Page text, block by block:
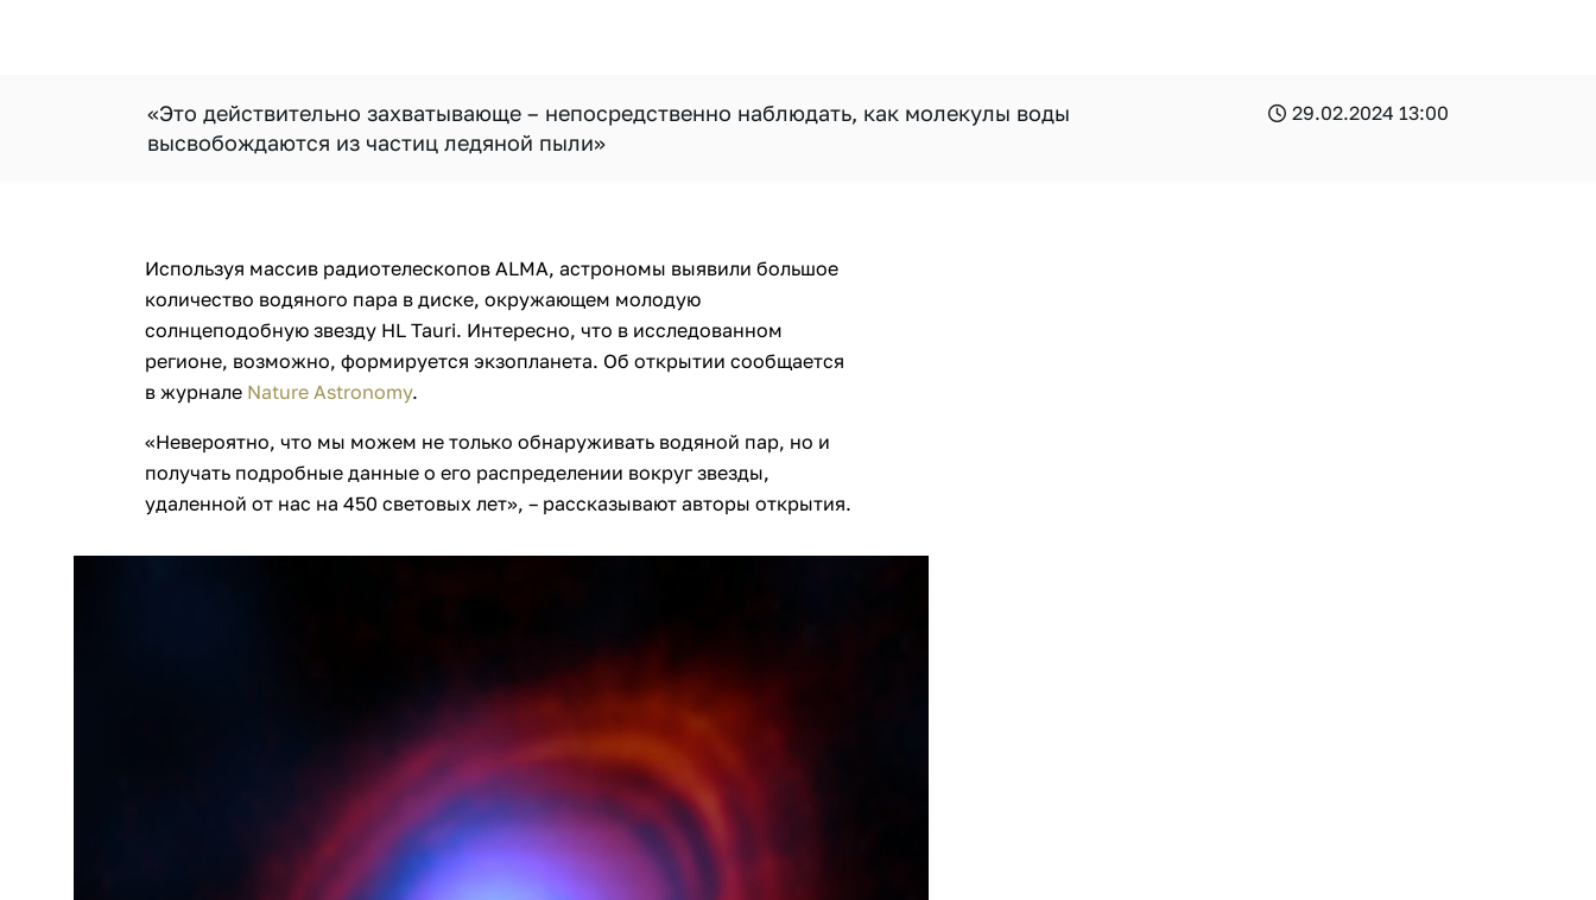
«Это действительно захватывающе – непосредственно наблюдать, как молекулы воды
высвобождаются из частиц ледяной пыли»
29.02.2024 13:00
Используя массив радиотелескопов ALMA, астрономы выявили большое
количество водяного пара в диске, окружающем молодую
солнцеподобную звезду HL Tauri. Интересно, что в исследованном
регионе, возможно, формируется экзопланета. Об открытии сообщается
в журнале Nature Astronomy.
«Невероятно, что мы можем не только обнаруживать водяной пар, но и
получать подробные данные о его распределении вокруг звезды,
удаленной от нас на 450 световых лет», – рассказывают авторы открытия.